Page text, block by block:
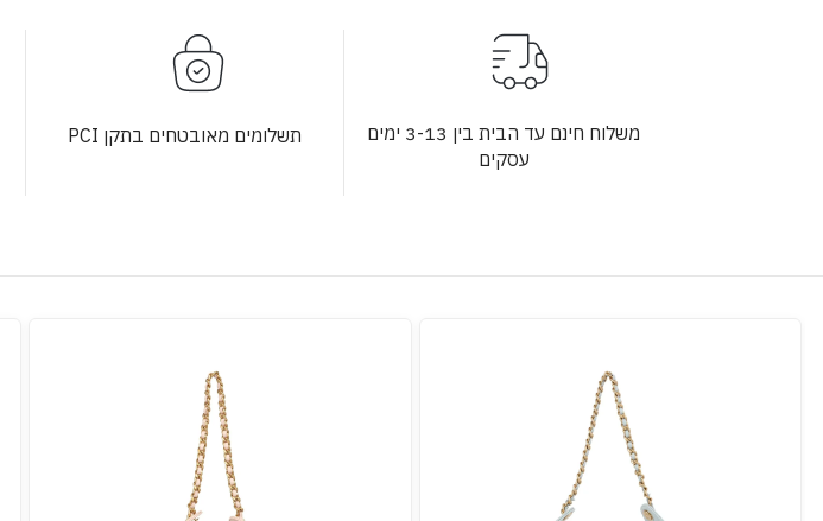
משלוח חינם עד הבית בין 3-13 ימים
עסקים
תשלומים מאובטחים בתקן PCI